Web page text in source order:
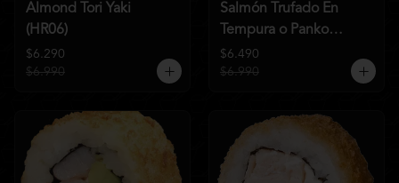
Almond Tori Yaki
(HR06)
$6.290
$6.990
Salmón Trufado En
Tempura o Panko
(HR04)
$6.490
$6.990